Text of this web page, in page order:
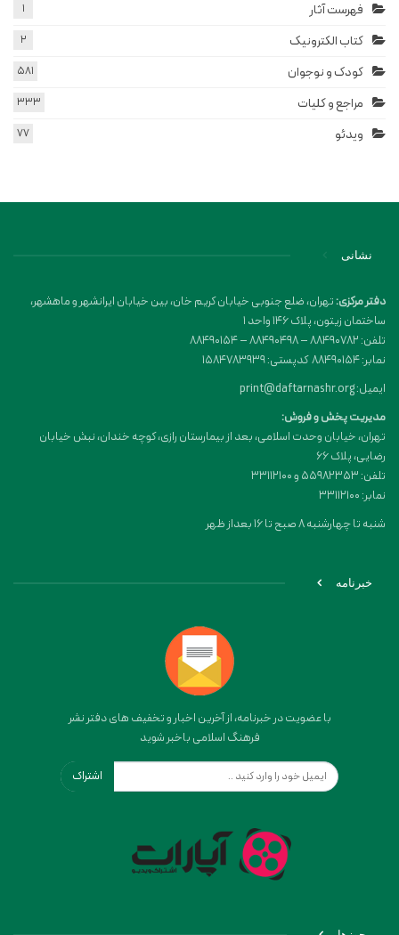
فهرست آثار 1
کتاب الکترونیک 2
کودک و نوجوان 581
مراجع و کلیات 333
ویدئو 77
نشانی
دفتر مرکزی:تهران، ضلع جنوبی خیابان کریم خان، بین خیابان ایرانشهر و ماهشهر،
ساختمان زیتون، پلاک 146 واحد 1
تلفن: 88490782 – 88490498 – 88490154
نمابر: 88490154 کدپستی: 1584783939
ایمیل: print@daftarnashr.org
مدیریت پخش و فروش:
تهران، خیابان وحدت اسلامی، بعد از بیمارستان رازی، کوچه خندان، نبش خیابان
رضایی، پلاک ۶۶
تلفن: 55982353 و 33112100
نمابر: 33112100
شنبه تا چهارشنبه 8 صبح تا 16 بعداز ظهر
خبرنامه
با عضویت در خبرنامه، از آخرین اخبار و تخفیف های دفتر نشر
فرهنگ اسلامی باخبر شوید
اشتراک